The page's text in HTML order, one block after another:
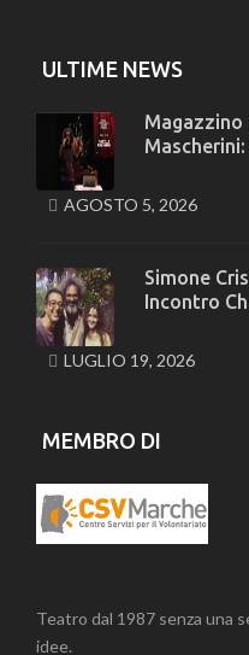
ULTIME NEWS
Magazzino
AGOSTO 5, 2026
Simone
Incontro
LUGLIO 19, 2026
MEMBRO DI
Teatro dal 1987 senza una
idee.